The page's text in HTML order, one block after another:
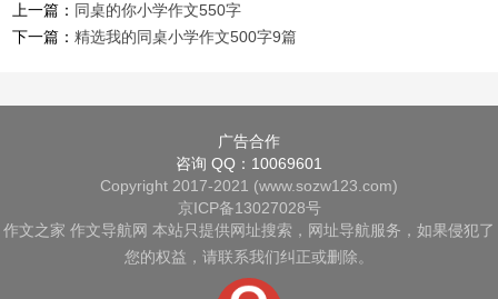
上一篇： 同桌的你小学作文550字
下一篇：精选我的同桌小学作文500字9篇
广告合作
咨询 QQ：10069601
Copyright 2017-2021 (www.sozw123.com)
京ICP备13027028号
作文之家 作文导航网 本站只提供网址搜索，网址导航服务，如果侵犯了
您的权益，请联系我们纠正或删除。